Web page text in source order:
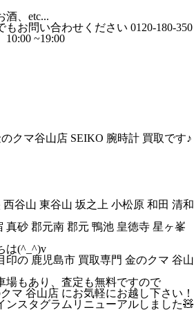
クマ谷山店 SEIKO 腕時計 買取です♪
谷山 東谷山 坂之上 小松原 和田 清和
真砂 郡元南 郡元 鴨池 皇徳寺 星ヶ峯
は(^_^)v
印の 鹿児島市 買取専門 金のクマ 谷山
場もあり、査定も無料ですので
マ 谷山店 にお気軽にお越し下さい！
ンスタグラム リニューアルしました🧸